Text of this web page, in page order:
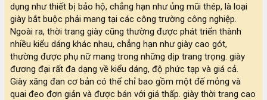
dụng như thiết bị bảo hộ, chẳng hạn như ủng mũi thép, là loại
giày bắt buộc phải mang tại các công trường công nghiệp.
Ngoài ra, thời trang giày cũng thường được phát triển thành
nhiều kiểu dáng khác nhau, chẳng hạn như giày cao gót,
thường được phụ nữ mang trong những dịp trang trọng. giày
đương đại rất đa dạng về kiểu dáng, độ phức tạp và giá cả.
Giày xăng đan cơ bản có thể chỉ bao gồm một đế mỏng và
quai đeo đơn giản và được bán với giá thấp. giày thời trang cao